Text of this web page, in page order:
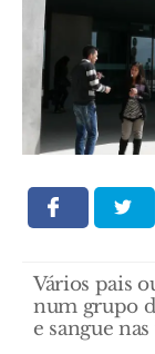
Vários pais
num grupo
e sangue